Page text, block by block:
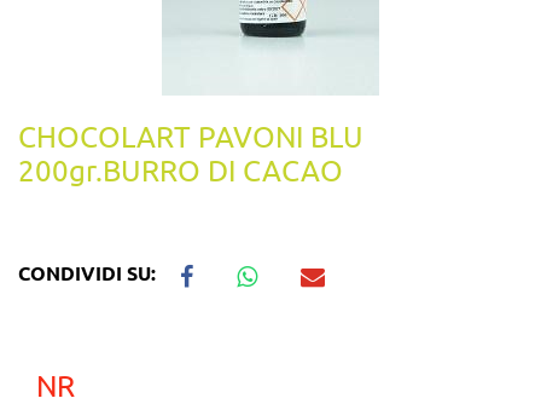
CHOCOLART PAVONI BLU
200gr.BURRO DI CACAO
CONDIVIDI SU:
NR